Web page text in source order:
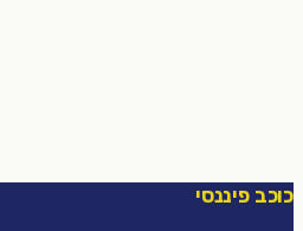
כוכב פיננסי